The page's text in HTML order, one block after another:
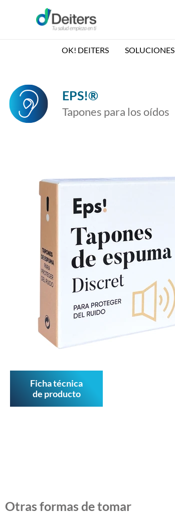
OK! DEITERS SOLUCIONES
EPS!®
Tapones para los oídos
Ficha técnica
de producto
Otras formas de tomar